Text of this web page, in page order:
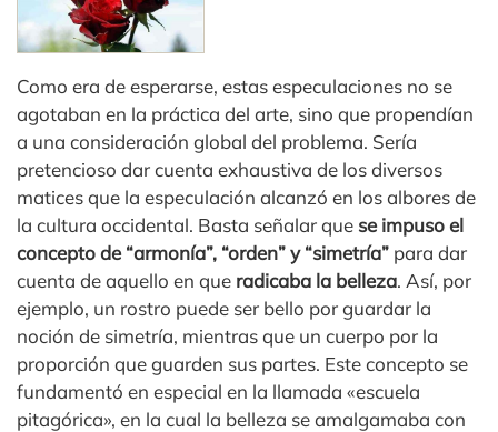
Como era de esperarse, estas especulaciones no se
agotaban en la práctica del arte, sino que propendían
a una consideración global del problema. Sería
pretencioso dar cuenta exhaustiva de los diversos
matices que la especulación alcanzó en los albores de
la cultura occidental. Basta señalar que se impuso el
concepto de “armonía”, “orden” y “simetría” para dar
cuenta de aquello en que radicaba la belleza. Así, por
ejemplo, un rostro puede ser bello por guardar la
noción de simetría, mientras que un cuerpo por la
proporción que guarden sus partes. Este concepto se
fundamentó en especial en la llamada «escuela
pitagórica», en la cual la belleza se amalgamaba con